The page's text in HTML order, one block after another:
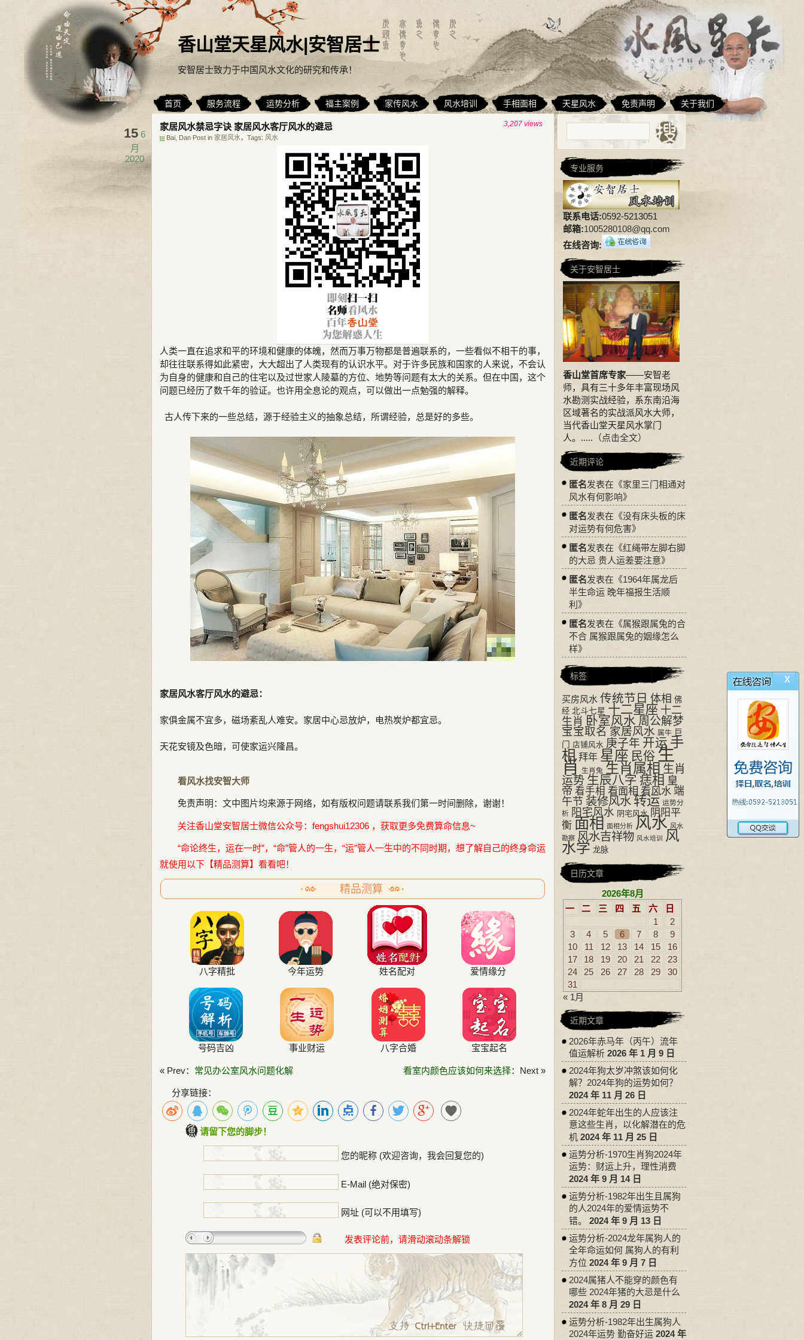
香山堂天星风水|安智居士
安智居士致力于中国风水文化的研究和传承！
首页 服务流程 运势分析 福主案例 家传风水 风水培训 手相面相 天星风水 免责声明 关于我们
家居风水禁忌字诀 家居风水客厅风水的避忌
Bai, Dan Post in 家居风水，Tags: 风水
15 6
月
2020
3,207 views
人类一直在追求和平的环境和健康的体魄，然而万事万物都是普遍联系的，一些看似不相干的事，
却往往联系得如此紧密，大大超出了人类现有的认识水平。对于许多民族和国家的人来说，不会认
为自身的健康和自己的住宅以及过世家人陵墓的方位、地势等问题有太大的关系。但在中国，这个
问题已经历了数千年的验证。也许用全息论的观点，可以做出一点勉强的解释。
古人传下来的一些总结，源于经验主义的抽象总结，所谓经验，总是好的多些。
家居风水客厅风水的避忌：
家俱金属不宜多，磁场紊乱人难安。家居中心忌放炉，电热炭炉都宜忌。
天花安镜及色暗，可使家运兴隆昌。
看风水找安智大师
免责声明：文中图片均来源于网络，如有版权问题请联系我们第一时间删除，谢谢！
关注香山堂安智居士微信公众号：fengshui12306 ，获取更多免费算命信息~
“命论终生，运在一时”，“命”管人的一生，“运”管人一生中的不同时期，想了解自己的终身命运
就使用以下【精品测算】看看吧！
精品测算
八字精批 今年运势 姓名配对 爱情缘分
号码吉凶 事业财运 八字合婚 宝宝起名
« Prev： 常见办公室风水问题化解 看室内颜色应该如何来选择：Next »
分享链接：
请留下您的脚步！
您的昵称 (欢迎咨询，我会回复您的)
E-Mail (绝对保密)
网址 (可以不用填写)
发表评论前，请滑动滚动条解锁
专业服务
联系电话:0592-5213051
邮箱:1005280108@qq.com
在线咨询:
关于安智居士
香山堂首席专家——安智老
师，具有三十多年丰富现场风
水勘测实战经验，系东南沿海
区域著名的实战派风水大师，
当代香山堂天星风水掌门
人。..... （点击全文）
近期评论
匿名发表在《家里三门相通对
风水有何影响》
匿名发表在《没有床头板的床
对运势有何危害》
匿名发表在《红绳带左脚右脚
的大忌 贵人运差要注意》
匿名发表在《1964年属龙后
半生命运 晚年福报生活顺
利 》
匿名发表在《属猴跟属兔的合
不合 属猴跟属兔的姻缘怎么
样》
标签
买房风水 传统节日 体相 佛
经 北斗七星 十二星座 十二
生肖 卧室风水 周公解梦
宝宝取名 家居风水 属牛 巨
门
店铺风水 庚子年 开运 手
相 拜年 星座 民俗 生
肖 生肖兔 生肖属相 生肖
运势 生辰八字 痣相 皇
帝 看手相 看面相 看风水 端
午节 装修风水 转运 运势分
析 阳宅风水 阴宅风水 阴阳平
衡 面相 面相分析 风水 风水
勘察 风水吉祥物 风水培训 风
水学 龙脉
日历文章
2026年8月
一
二 三 四 五 六
日
1
2
3
4 5 6 7 8
9
10
11 12 13 14 15
16
17
18 19 20 21 22
23
24
25 26 27 28 29
30
31
« 1月
近期文章
2026年赤马年（丙午）流年
值运解析 2026 年 1 月 9 日
2024年狗太岁冲煞该如何化
解？2024年狗的运势如何？
2024 年 11 月 26 日
2024年蛇年出生的人应该注
意这些生肖，以化解潜在的危
机 2024 年 11 月 25 日
运势分析-1970生肖狗2024年
运势：财运上升，理性消费
2024 年 9 月 14 日
运势分析-1982年出生且属狗
的人2024年的爱情运势不
错。
2024 年 9 月 13 日
运势分析-2024龙年属狗人的
全年命运如何 属狗人的有利
方位 2024 年 9 月 7 日
2024属猪人不能穿的颜色有
哪些 2024年猪的大忌是什么
2024 年 8 月 29 日
运势分析-1982年出生属狗人
2024年运势 勤奋好运 2024 年
x